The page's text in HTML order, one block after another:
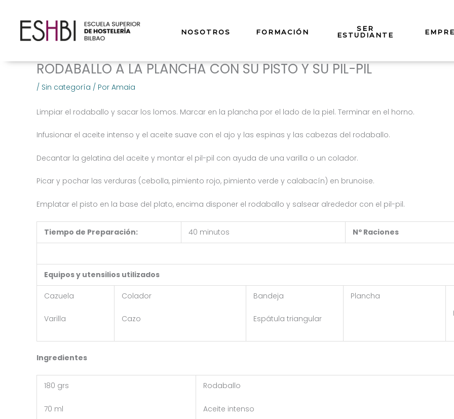
contenido
NOSOTROS FORMACIÓN
SER
ESTUDIANTE
RODABALLO A LA PLANCHA CON SU PISTO Y SU PIL-PIL
/ Sin categoría / Por Amaia
Limpiar el rodaballo y sacar los lomos. Marcar en la plancha por el lado de la piel. Terminar en el horno.
Infusionar el aceite intenso y el aceite suave con el ajo y las espinas y las cabezas del rodaballo.
Decantar la gelatina del aceite y montar el pil-pil con ayuda de una varilla o un colador.
Picar y pochar las verduras (cebolla, pimiento rojo, pimiento verde y calabacín) en brunoise.
Emplatar el pisto en la base del plato, encima disponer el rodaballo y salsear alrededor con el pil-pil.
Tiempo de Preparación: 40 minutos Nº Raciones
Equipos y utensilios utilizados
Cazuela
Varilla
Colador
Cazo
Bandeja
Espátula triangular
Plancha
Ingredientes
180 grs
70 ml
Rodaballo
Aceite intenso